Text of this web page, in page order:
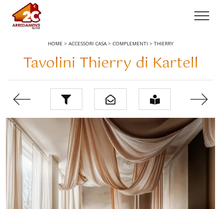
HOME > ACCESSORI CASA> COMPLEMENTI > THIERRY
Tavolini Thierry di Kartell